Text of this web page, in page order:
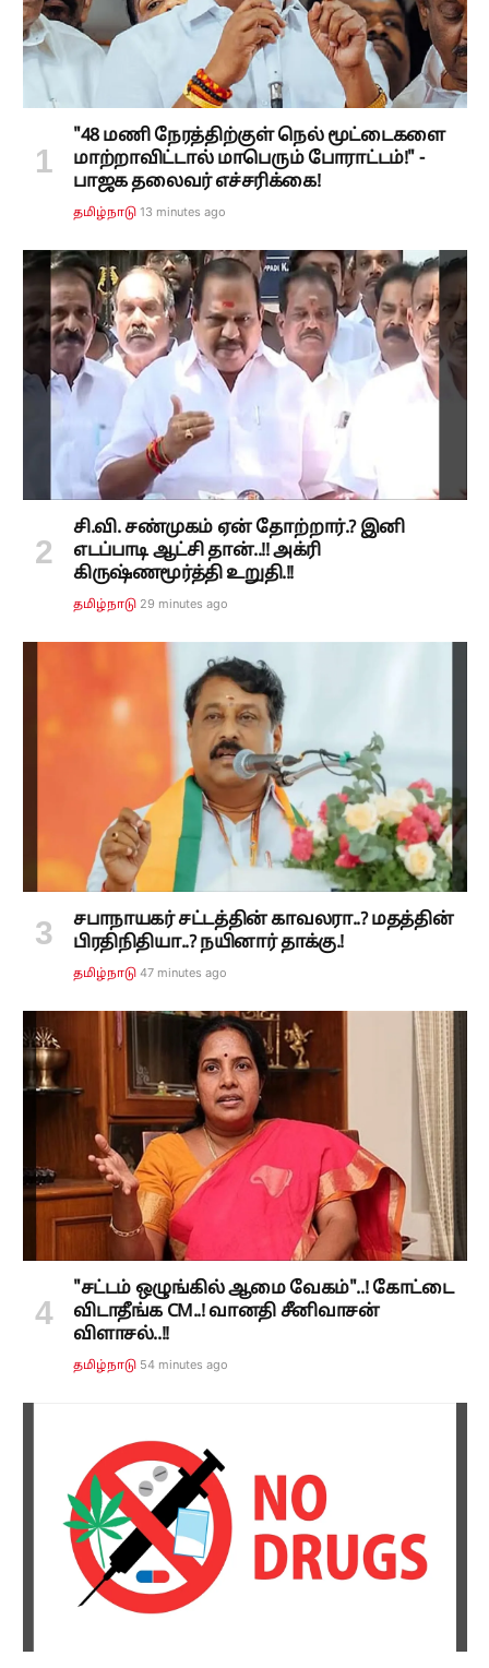
"48 மணி நேரத்திற்குள் நெல் மூட்டைகளை
மாற்றாவிட்டால் மாபெரும் போராட்டம்!" -
பாஜக தலைவர் எச்சரிக்கை!
தமிழ்நாடு 13 minutes ago
சி.வி. சண்முகம் ஏன் தோற்றார்.? இனி
எடப்பாடி ஆட்சி தான்..!! அக்ரி
கிருஷ்ணமூர்த்தி உறுதி.!!
தமிழ்நாடு 29 minutes ago
சபாநாயகர் சட்டத்தின் காவலரா..? மதத்தின்
பிரதிநிதியா..? நயினார் தாக்கு.!
தமிழ்நாடு 47 minutes ago
"சட்டம் ஒழுங்கில் ஆமை வேகம்"..! கோட்டை
விடாதீங்க CM..! வானதி சீனிவாசன்
விளாசல்..!!
தமிழ்நாடு 54 minutes ago